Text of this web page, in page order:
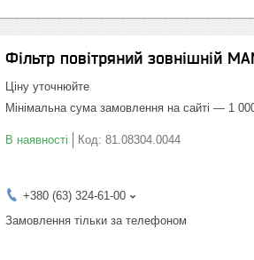
Фільтр повітряний зовнішній
Ціну уточнюйте
Мінімальна сума замовлення на сайті — 1
В наявності Код: 81.08304.0044
+380 (63) 324-61-00
Замовлення тільки за телефоном